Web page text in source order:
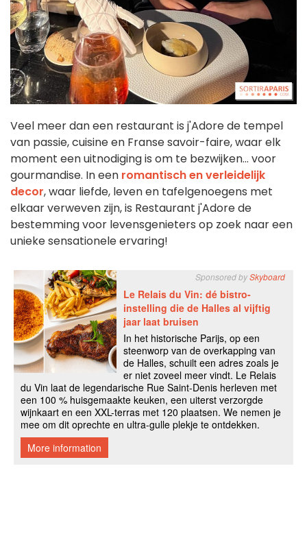
Veel meer dan een restaurant is j'Adore de tempel
van passie, cuisine en Franse savoir-faire, waar elk
moment een uitnodiging is om te bezwijken... voor
gourmandise. In een romantisch en verleidelijk
decor, waar liefde, leven en tafelgenoegens met
elkaar verweven zijn, is Restaurant j'Adore de
bestemming voor levensgenieters op zoek naar een
unieke sensationele ervaring!